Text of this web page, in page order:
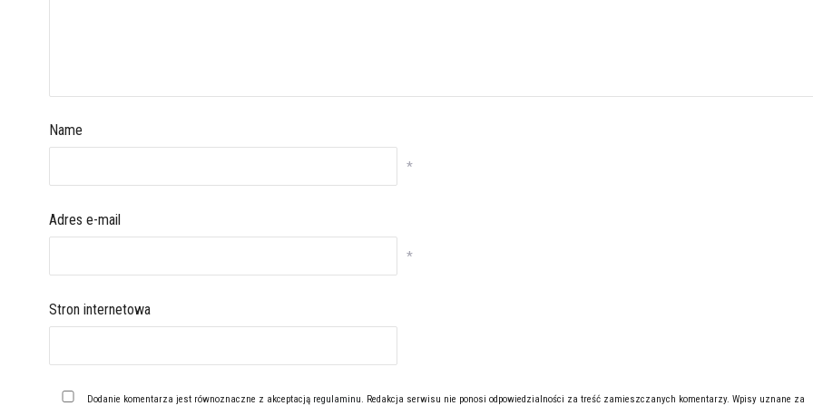
Name
*
Adres e-mail
*
Stron internetowa
Dodanie komentarza jest równoznaczne z akceptacją regulaminu . Redakcja serwisu nie ponosi odpowiedzialności za treść zamieszczanych komentarzy. Wpisy uznane za